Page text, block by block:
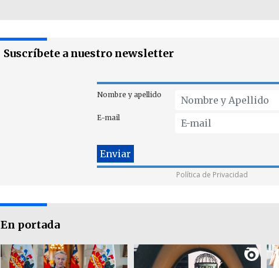
Suscríbete a nuestro newsletter
Nombre y apellido
E-mail
Política de Privacidad
En portada